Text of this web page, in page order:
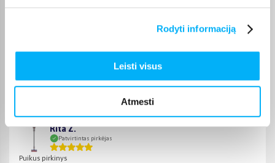
Rodyti informaciją
Leisti visus
Atmesti
Viskas super
Rita Z.
Patvirtintas pirkėjas
Puikus pirkinys